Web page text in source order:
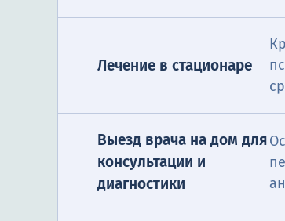
Лечение в стационаре
Выезд врача на дом для
консультации и
диагностики